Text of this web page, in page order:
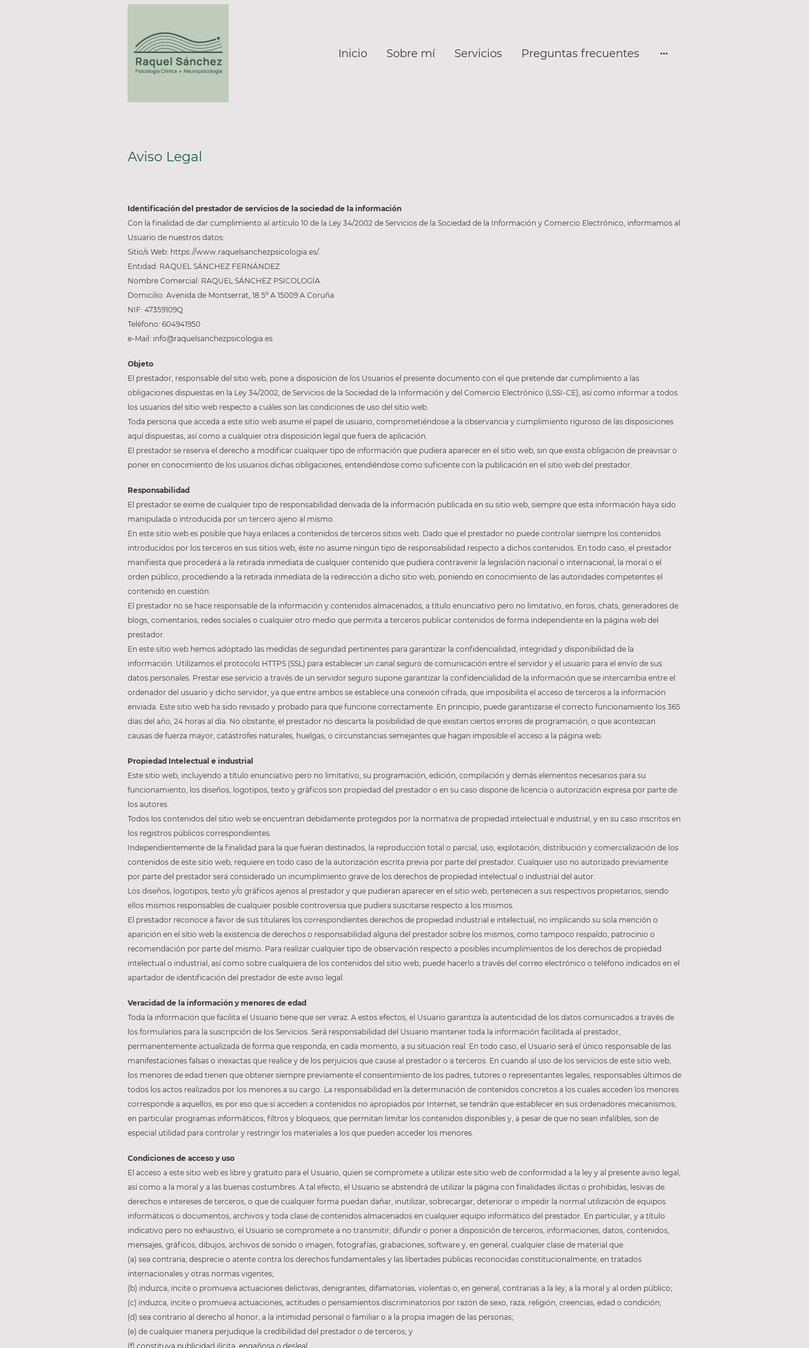
Inicio Sobre mí Servicios Preguntas frecuentes
Aviso Legal
Identificación del prestador de servicios de la sociedad de la información
Con la finalidad de dar cumplimiento al artículo 10 de la Ley 34/2002 de Servicios de la Sociedad de la Información y Comercio Electrónico, informamos al
Usuario de nuestros datos:
Sitio/s Web: https://www.raquelsanchezpsicologia.es/.
Entidad: RAQUEL SÁNCHEZ FERNÁNDEZ
Nombre Comercial: RAQUEL SÁNCHEZ PSICOLOGÍA.
Domicilio: Avenida de Montserrat, 18 5º A 15009 A Coruña
NIF: 47359109Q
Teléfono: 604941950
e-Mail: info@raquelsanchezpsicologia.es
Objeto
El prestador, responsable del sitio web, pone a disposición de los Usuarios el presente documento con el que pretende dar cumplimiento a las
obligaciones dispuestas en la Ley 34/2002, de Servicios de la Sociedad de la Información y del Comercio Electrónico (LSSI-CE), así como informar a todos
los usuarios del sitio web respecto a cuáles son las condiciones de uso del sitio web.
Toda persona que acceda a este sitio web asume el papel de usuario, comprometiéndose a la observancia y cumplimiento riguroso de las disposiciones
aquí dispuestas, así como a cualquier otra disposición legal que fuera de aplicación.
El prestador se reserva el derecho a modificar cualquier tipo de información que pudiera aparecer en el sitio web, sin que exista obligación de preavisar o
poner en conocimiento de los usuarios dichas obligaciones, entendiéndose como suficiente con la publicación en el sitio web del prestador.
Responsabilidad
El prestador se exime de cualquier tipo de responsabilidad derivada de la información publicada en su sitio web, siempre que esta información haya sido
manipulada o introducida por un tercero ajeno al mismo.
En este sitio web es posible que haya enlaces a contenidos de terceros sitios web. Dado que el prestador no puede controlar siempre los contenidos
introducidos por los terceros en sus sitios web, éste no asume ningún tipo de responsabilidad respecto a dichos contenidos. En todo caso, el prestador
manifiesta que procederá a la retirada inmediata de cualquier contenido que pudiera contravenir la legislación nacional o internacional, la moral o el
orden público, procediendo a la retirada inmediata de la redirección a dicho sitio web, poniendo en conocimiento de las autoridades competentes el
contenido en cuestión.
El prestador no se hace responsable de la información y contenidos almacenados, a título enunciativo pero no limitativo, en foros, chats, generadores de
blogs, comentarios, redes sociales o cualquier otro medio que permita a terceros publicar contenidos de forma independiente en la página web del
prestador.
En este sitio web hemos adoptado las medidas de seguridad pertinentes para garantizar la confidencialidad, integridad y disponibilidad de la
información. Utilizamos el protocolo HTTPS (SSL) para establecer un canal seguro de comunicación entre el servidor y el usuario para el envío de sus
datos personales. Prestar ese servicio a través de un servidor seguro supone garantizar la confidencialidad de la información que se intercambia entre el
ordenador del usuario y dicho servidor, ya que entre ambos se establece una conexión cifrada, que imposibilita el acceso de terceros a la información
enviada. Este sitio web ha sido revisado y probado para que funcione correctamente. En principio, puede garantizarse el correcto funcionamiento los 365
días del año, 24 horas al día. No obstante, el prestador no descarta la posibilidad de que existan ciertos errores de programación, o que acontezcan
causas de fuerza mayor, catástrofes naturales, huelgas, o circunstancias semejantes que hagan imposible el acceso a la página web.
Propiedad Intelectual e industrial
Este sitio web, incluyendo a título enunciativo pero no limitativo, su programación, edición, compilación y demás elementos necesarios para su
funcionamiento, los diseños, logotipos, texto y gráficos son propiedad del prestador o en su caso dispone de licencia o autorización expresa por parte de
los autores.
Todos los contenidos del sitio web se encuentran debidamente protegidos por la normativa de propiedad intelectual e industrial, y en su caso inscritos en
los registros públicos correspondientes.
Independientemente de la finalidad para la que fueran destinados, la reproducción total o parcial, uso, explotación, distribución y comercialización de los
contenidos de este sitio web, requiere en todo caso de la autorización escrita previa por parte del prestador. Cualquier uso no autorizado previamente
por parte del prestador será considerado un incumplimiento grave de los derechos de propiedad intelectual o industrial del autor.
Los diseños, logotipos, texto y/o gráficos ajenos al prestador y que pudieran aparecer en el sitio web, pertenecen a sus respectivos propietarios, siendo
ellos mismos responsables de cualquier posible controversia que pudiera suscitarse respecto a los mismos.
El prestador reconoce a favor de sus titulares los correspondientes derechos de propiedad industrial e intelectual, no implicando su sola mención o
aparición en el sitio web la existencia de derechos o responsabilidad alguna del prestador sobre los mismos, como tampoco respaldo, patrocinio o
recomendación por parte del mismo. Para realizar cualquier tipo de observación respecto a posibles incumplimientos de los derechos de propiedad
intelectual o industrial, así como sobre cualquiera de los contenidos del sitio web, puede hacerlo a través del correo electrónico o teléfono indicados en el
apartador de identificación del prestador de este aviso legal.
Veracidad de la información y menores de edad
Toda la información que facilita el Usuario tiene que ser veraz. A estos efectos, el Usuario garantiza la autenticidad de los datos comunicados a través de
los formularios para la suscripción de los Servicios. Será responsabilidad del Usuario mantener toda la información facilitada al prestador,
permanentemente actualizada de forma que responda, en cada momento, a su situación real. En todo caso, el Usuario será el único responsable de las
manifestaciones falsas o inexactas que realice y de los perjuicios que cause al prestador o a terceros. En cuando al uso de los servicios de este sitio web,
los menores de edad tienen que obtener siempre previamente el consentimiento de los padres, tutores o representantes legales, responsables últimos de
todos los actos realizados por los menores a su cargo. La responsabilidad en la determinación de contenidos concretos a los cuales acceden los menores
corresponde a aquellos, es por eso que si acceden a contenidos no apropiados por Internet, se tendrán que establecer en sus ordenadores mecanismos,
en particular programas informáticos, filtros y bloqueos, que permitan limitar los contenidos disponibles y, a pesar de que no sean infalibles, son de
especial utilidad para controlar y restringir los materiales a los que pueden acceder los menores.
Condiciones de acceso y uso
El acceso a este sitio web es libre y gratuito para el Usuario, quien se compromete a utilizar este sitio web de conformidad a la ley y al presente aviso legal,
así como a la moral y a las buenas costumbres. A tal efecto, el Usuario se abstendrá de utilizar la página con finalidades ilícitas o prohibidas, lesivas de
derechos e intereses de terceros, o que de cualquier forma puedan dañar, inutilizar, sobrecargar, deteriorar o impedir la normal utilización de equipos
informáticos o documentos, archivos y toda clase de contenidos almacenados en cualquier equipo informático del prestador. En particular, y a título
indicativo pero no exhaustivo, el Usuario se compromete a no transmitir, difundir o poner a disposición de terceros, informaciones, datos, contenidos,
mensajes, gráficos, dibujos, archivos de sonido o imagen, fotografías, grabaciones, software y, en general, cualquier clase de material que:
(a) sea contraria, desprecie o atente contra los derechos fundamentales y las libertades públicas reconocidas constitucionalmente, en tratados
internacionales y otras normas vigentes;
(b) induzca, incite o promueva actuaciones delictivas, denigrantes, difamatorias, violentas o, en general, contrarias a la ley, a la moral y al orden público;
(c) induzca, incite o promueva actuaciones, actitudes o pensamientos discriminatorios por razón de sexo, raza, religión, creencias, edad o condición;
(d) sea contrario al derecho al honor, a la intimidad personal o familiar o a la propia imagen de las personas;
(e) de cualquier manera perjudique la credibilidad del prestador o de terceros; y
(f) constituya publicidad ilícita, engañosa o desleal.